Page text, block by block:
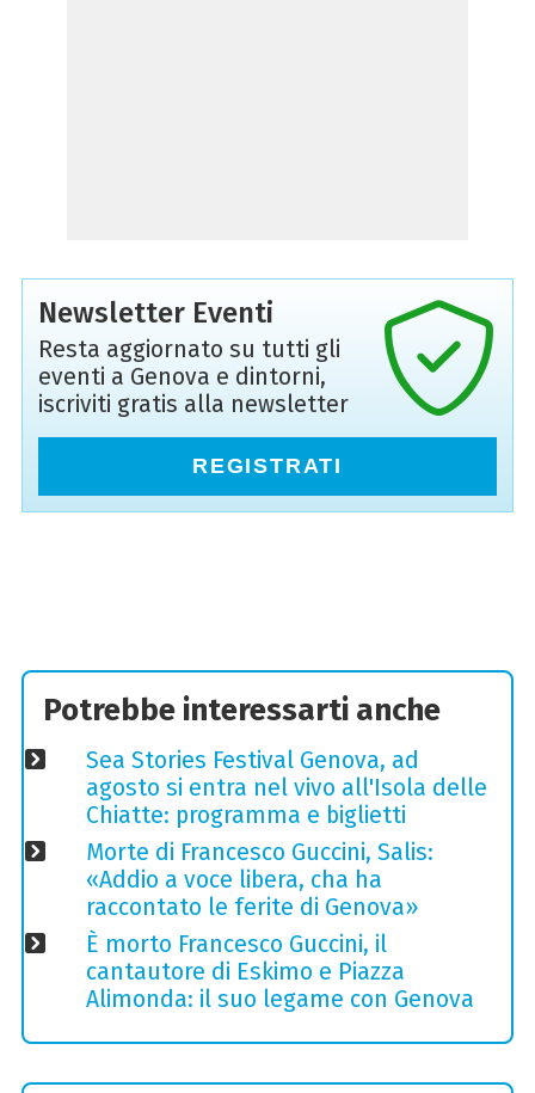
Newsletter Eventi
Resta aggiornato su tutti gli
eventi a Genova e dintorni,
iscriviti gratis alla newsletter
REGISTRATI
Potrebbe interessarti anche
Sea Stories Festival Genova, ad
agosto si entra nel vivo all'Isola delle
Chiatte: programma e biglietti
Morte di Francesco Guccini, Salis:
«Addio a voce libera, cha ha
raccontato le ferite di Genova»
È morto Francesco Guccini, il
cantautore di Eskimo e Piazza
Alimonda: il suo legame con Genova